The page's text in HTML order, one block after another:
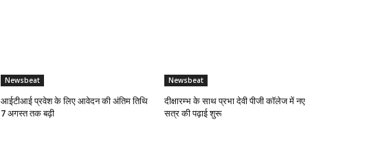
Newsbeat
आईटीआई प्रवेश के लिए आवेदन की अंतिम तिथि
7 अगस्त तक बढ़ी
Newsbeat
दीक्षारम्भ के साथ प्रभा देवी पीजी कॉलेज में नए
सत्र की पढ़ाई शुरू